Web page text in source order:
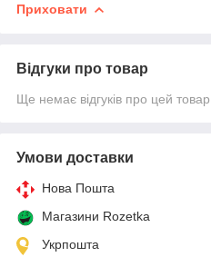
Приховати
Відгуки про товар
Ще немає відгуків про цей товар
Умови доставки
Нова Пошта
Магазини Rozetka
Укрпошта